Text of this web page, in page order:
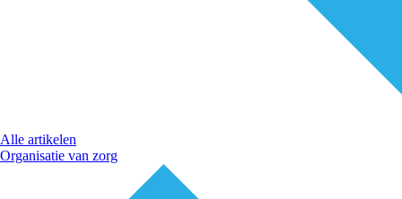
Alle artikelen
Organisatie van zorg